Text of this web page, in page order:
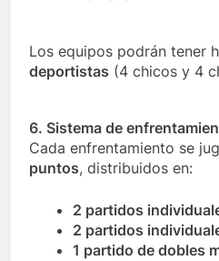
Los equipos podrán tener
deportistas (4 chicos y 4
6. Sistema de
Cada enfrentamiento se
puntos, distribuidos en:
2 partidos
2 partidos
1 partido de dobles